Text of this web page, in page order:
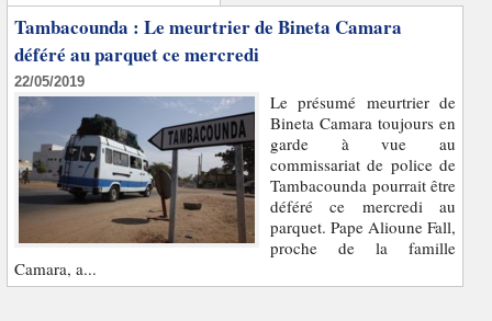
Tambacounda : Le meurtrier de Bineta Camara
déféré au parquet ce mercredi
22/05/2019
Le présumé meurtrier de
Bineta Camara toujours en
garde à vue au
commissariat de police de
Tambacounda pourrait être
déféré ce mercredi au
parquet. Pape Alioune Fall,
proche de la famille
Camara, a...